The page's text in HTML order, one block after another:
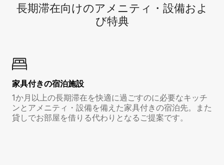
長期滞在向け⁠のア⁠メ⁠ニ⁠テ⁠ィ⁠・設⁠備⁠およ
び特⁠典
家具付き⁠の宿⁠泊⁠施⁠設
1か月以上の長期滞在を快適に過ごすのに必要なキッチ
ンとアメニティ・設備を備えた家具付きの宿泊先。また
貸しでお部屋を借りる代わりとなるご提案です。